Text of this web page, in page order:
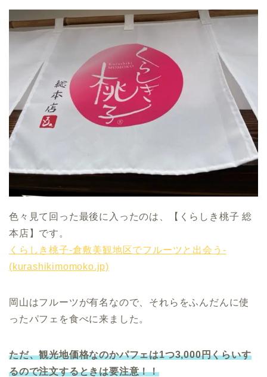
色々見て回った最後に入ったのは、【くらしき桃子 総
本店】です。
くらしき桃子-倉敷美観地区でフルーツと出会う-
(kurashikimomoko.jp)
岡山はフルーツが有名なので、それらをふんだんに使
ったパフェを食べに来ました。
ただ、観光地価格なのかパフェは1つ3,000円くらいす
るので注文するときは要注意！！